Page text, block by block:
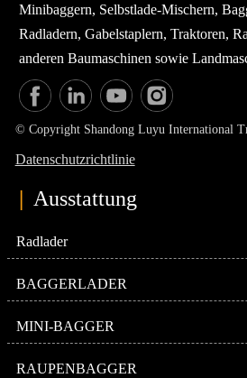
Minibaggern, Selbstlade-Mischern,
Radladern, Gabelstaplern, Traktoren,
anderen Baumaschinen sowie
© Copyright Shandong Luyu International
Datenschutzrichtlinie
Ausstattung
Radlader
BAGGERLADER
MINI-BAGGER
RAUPENBAGGER